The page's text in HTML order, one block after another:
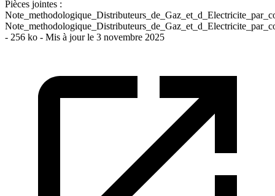
Pièces jointes :
- 256 ko - Mis à jour le 3 novembre 2025